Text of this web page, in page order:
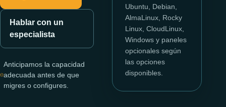
Hablar con un
especialista
Anticipamos la capacidad
adecuada antes de que
migres o configures.
Ubuntu, Debian,
AlmaLinux, Rocky
Linux, CloudLinux,
Windows y paneles
opcionales según
las opciones
disponibles.